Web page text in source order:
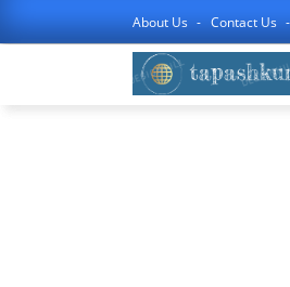
About Us Contact Us